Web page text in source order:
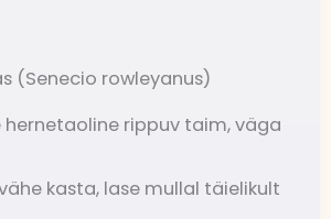
(Senecio rowleyanus)
hernetaoline rippuv taim, väga
kasta, lase mullal täielikult